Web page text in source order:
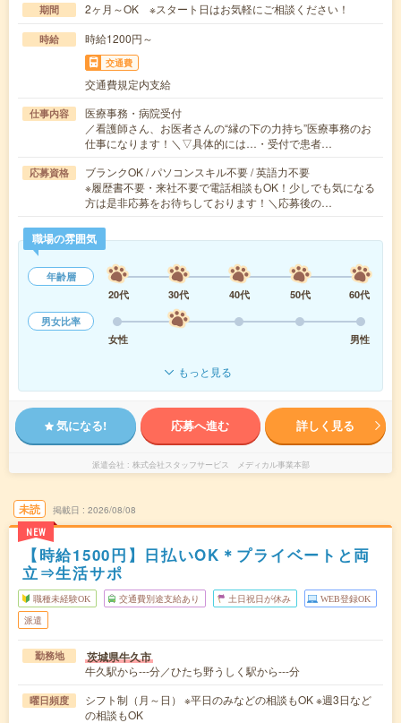
期間 2ヶ月～OK ※スタート日はお気軽にご相談ください！
時給 時給1200円～
交通費
交通費規定内支給
仕事内容
医療事務・病院受付
／看護師さん、お医者さんの“縁の下の力持ち”医療事務のお
仕事になります！＼▽具体的には…・受付で患者…
応募資格
ブランクOK / パソコンスキル不要 / 英語力不要
※履歴書不要・来社不要で電話相談もOK！少しでも気になる
方は是非応募をお待ちしております！＼応募後の…
職場の雰囲気
年齢層
20代
30代 40代 50代
60代
男女比率
女性
男性
もっと見る
気になる! 応募へ進む 詳しく見る
派遣会社 株式会社スタッフサービス メディカル事業本部
未読
NEW
掲載日 2026/08/08
【時給1500円】日払いOK＊プライベートと両
立⇒生活サポ
職種未経験OK 交通費別途支給あり 土日祝日が休み WEB登録OK
派遣
勤務地 茨城県牛久市
牛久駅から---分／ひたち野うしく駅から---分
曜日頻度
シフト制（月～日） ※平日のみなどの相談もOK ※週3日など
の相談もOK